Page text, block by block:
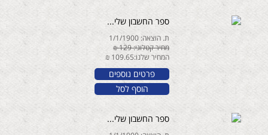
ספר החשבון שלי...
ת. הוצאה: 1/1/1900
מחיר קטלוגי: 129 ₪
המחיר שלנו:109.65 ₪
פרטים נוספים
הוסף לסל
ספר החשבון שלי...